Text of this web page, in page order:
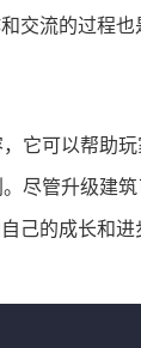
交流的过程也
它可以帮助
尽管升级建
己的成长和进